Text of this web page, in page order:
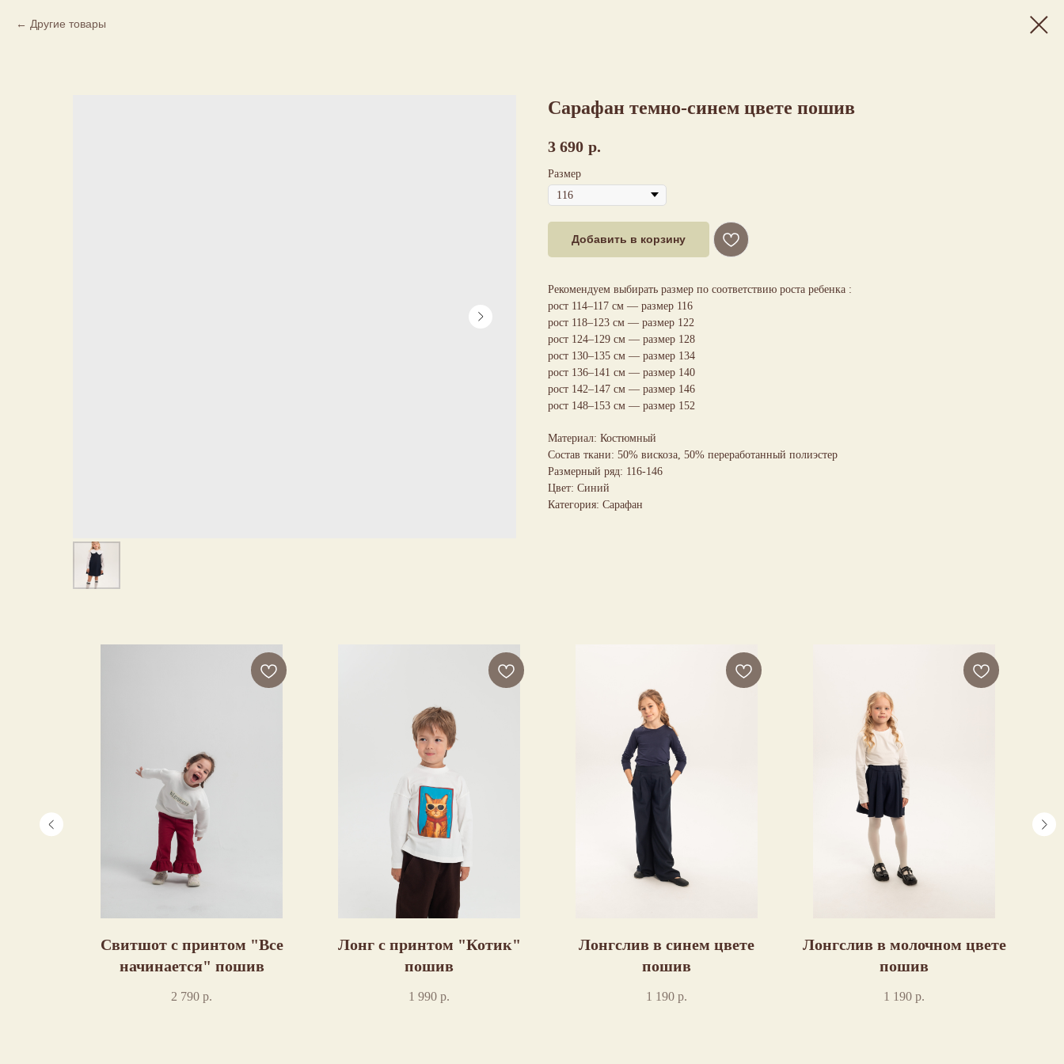
Другие товары
Сарафан темно-синем цвете пошив
3 690 р.
Размер
Добавить в корзину
Рекомендуем выбирать размер по соответствию роста ребенка :
рост 114–117 см — размер 116
рост 118–123 см — размер 122
рост 124–129 см — размер 128
рост 130–135 см — размер 134
рост 136–141 см — размер 140
рост 142–147 см — размер 146
рост 148–153 см — размер 152
Материал: Костюмный
Состав ткани: 50% вискоза, 50% переработанный полиэстер
Размерный ряд: 116-146
Цвет: Синий
Категория: Сарафан
Свитшот с принтом "Все
начинается" пошив
2 790 р.
Лонг с принтом "Котик"
пошив
1 990 р.
Лонгслив в синем цвете
пошив
1 190 р.
Лонгслив в молочном цвете
пошив
1 190 р.